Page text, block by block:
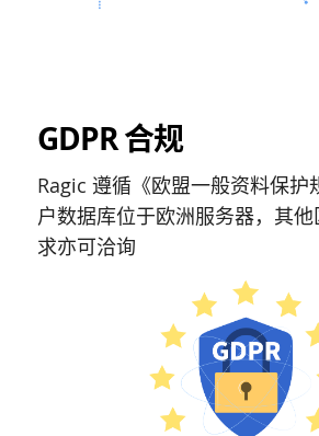
GDPR 合规
Ragic 遵循《欧盟一般资料保护
户数据库位于欧洲服务器，其
求亦可洽询